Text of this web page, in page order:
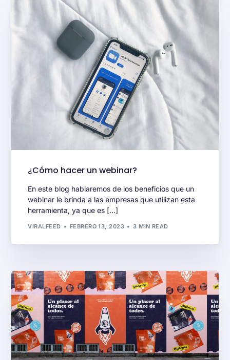
¿Cómo hacer un webinar?
En este blog hablaremos de los beneficios que un
webinar le brinda a las empresas que utilizan esta
herramienta, ya que es […]
VIRALFEED FEBRERO 13, 2023 3 MIN READ